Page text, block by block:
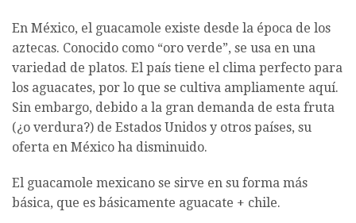
En México, el guacamole existe desde la época de los
aztecas. Conocido como “oro verde”, se usa en una
variedad de platos. El país tiene el clima perfecto para
los aguacates, por lo que se cultiva ampliamente aquí.
Sin embargo, debido a la gran demanda de esta fruta
(¿o verdura?) de Estados Unidos y otros países, su
oferta en México ha disminuido.
El guacamole mexicano se sirve en su forma más
básica, que es básicamente aguacate + chile.